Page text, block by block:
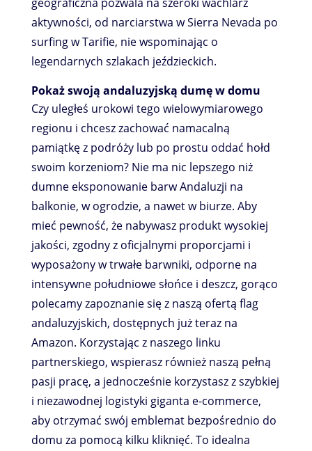
aktywności, od narciarstwa w Sierra Nevada po
surfing w Tarifie, nie wspominając o
legendarnych szlakach jeździeckich.
Pokaż swoją andaluzyjską dumę w domu
Czy uległeś urokowi tego wielowymiarowego
regionu i chcesz zachować namacalną
pamiątkę z podróży lub po prostu oddać hołd
swoim korzeniom? Nie ma nic lepszego niż
dumne eksponowanie barw Andaluzji na
balkonie, w ogrodzie, a nawet w biurze. Aby
mieć pewność, że nabywasz produkt wysokiej
jakości, zgodny z oficjalnymi proporcjami i
wyposażony w trwałe barwniki, odporne na
intensywne południowe słońce i deszcz, gorąco
polecamy zapoznanie się z naszą ofertą flag
andaluzyjskich, dostępnych już teraz na
Amazon. Korzystając z naszego linku
partnerskiego, wspierasz również naszą pełną
pasji pracę, a jednocześnie korzystasz z szybkiej
i niezawodnej logistyki giganta e-commerce,
aby otrzymać swój emblemat bezpośrednio do
domu za pomocą kilku kliknięć. To idealna